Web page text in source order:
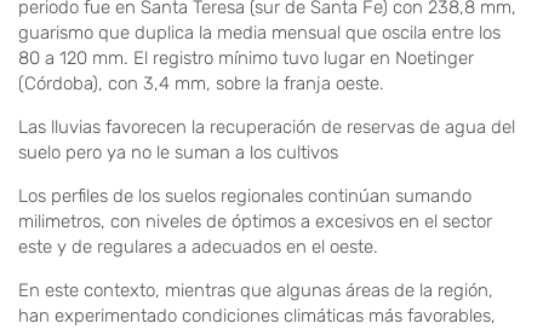
periodo fue en Santa Teresa (sur de Santa Fe) con 238,8 mm,
guarismo que duplica la media mensual que oscila entre los
80 a 120 mm. El registro mínimo tuvo lugar en Noetinger
(Córdoba), con 3,4 mm, sobre la franja oeste.
Las lluvias favorecen la recuperación de reservas de agua del
suelo pero ya no le suman a los cultivos
Los perfiles de los suelos regionales continúan sumando
milimetros, con niveles de óptimos a excesivos en el sector
este y de regulares a adecuados en el oeste.
En este contexto, mientras que algunas áreas de la región,
han experimentado condiciones climáticas más favorables,